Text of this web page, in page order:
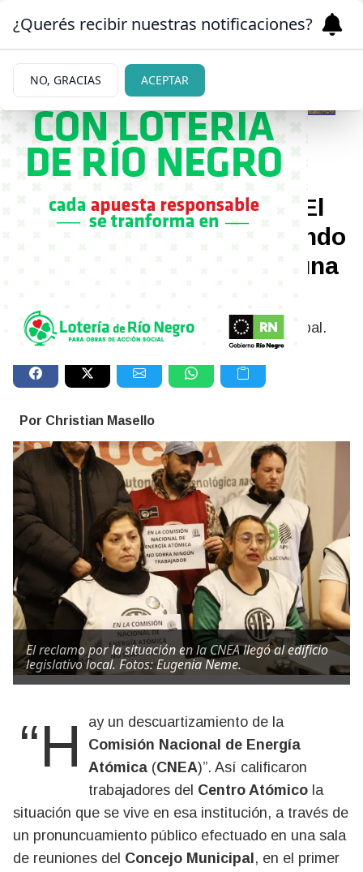
07/07/2026
Trabajadores de CNEA: “El
vaciamiento se está llevando
a cabo para luego hacer una
El reclamo del sector llegó al Concejo Municipal.
Por Christian Masello
El reclamo por la situación en la CNEA llegó al edificio
legislativo local. Fotos: Eugenia Neme.
“Hay un descuartizamiento de la
Comisión Nacional de Energía
Atómica (CNEA)”. Así calificaron
trabajadores del Centro Atómico la
situación que se vive en esa institución, a través de
un pronuncuamiento público efectuado en una sala
de reuniones del Concejo Municipal , en el primer
¿Querés recibir nuestras notificaciones?
NO, GRACIAS ACEPTAR